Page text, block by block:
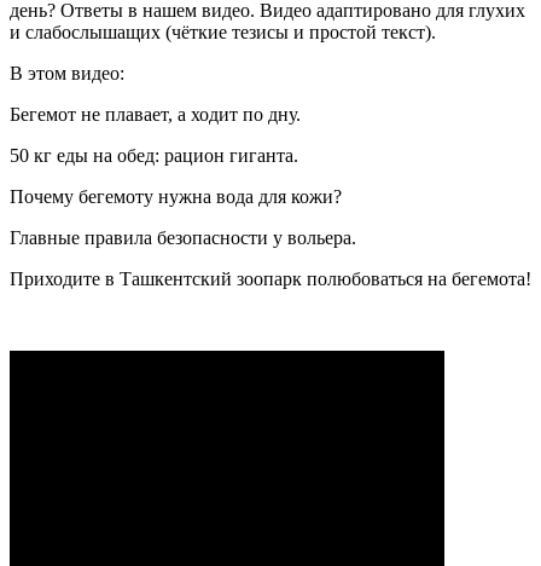
день? Ответы в нашем видео. Видео адаптировано для глухих
и слабослышащих (чёткие тезисы и простой текст).
В этом видео:
Бегемот не плавает, а ходит по дну.
50 кг еды на обед: рацион гиганта.
Почему бегемоту нужна вода для кожи?
Главные правила безопасности у вольера.
Приходите в Ташкентский зоопарк полюбоваться на бегемота!